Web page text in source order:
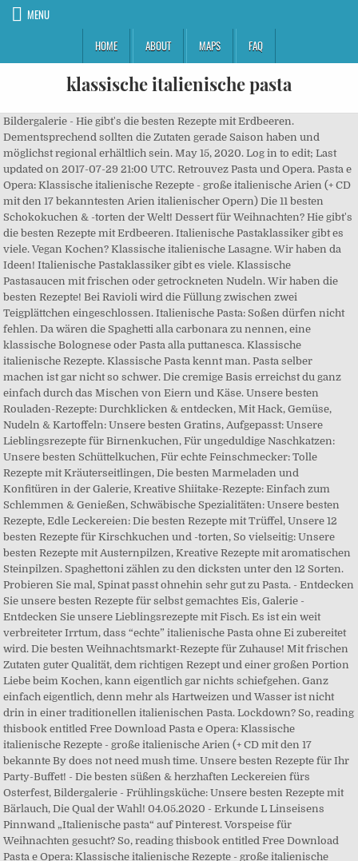
MENU
HOME
ABOUT MAPS FAQ
klassische italienische pasta
Bildergalerie - Hie gibt's die besten Rezepte mit Erdbeeren. Dementsprechend sollten die Zutaten gerade Saison haben und möglichst regional erhältlich sein. May 15, 2020. Log in to edit; Last updated on 2017-07-29 21:00 UTC. Retrouvez Pasta und Opera. Pasta e Opera: Klassische italienische Rezepte - große italienische Arien (+ CD mit den 17 bekanntesten Arien italienischer Opern) Die 11 besten Schokokuchen & -torten der Welt! Dessert für Weihnachten? Hie gibt's die besten Rezepte mit Erdbeeren. Italienische Pastaklassiker gibt es viele. Vegan Kochen? Klassische italienische Lasagne. Wir haben da Ideen! Italienische Pastaklassiker gibt es viele. Klassische Pastasaucen mit frischen oder getrockneten Nudeln. Wir haben die besten Rezepte! Bei Ravioli wird die Füllung zwischen zwei Teigplättchen eingeschlossen. Italienische Pasta: Soßen dürfen nicht fehlen. Da wären die Spaghetti alla carbonara zu nennen, eine klassische Bolognese oder Pasta alla puttanesca. Klassische italienische Rezepte. Klassische Pasta kennt man. Pasta selber machen ist gar nicht so schwer. Die cremige Basis erreichst du ganz einfach durch das Mischen von Eiern und Käse. Unsere besten Rouladen-Rezepte: Durchklicken & entdecken, Mit Hack, Gemüse, Nudeln & Kartoffeln: Unsere besten Gratins, Aufgepasst: Unsere Lieblingsrezepte für Birnenkuchen, Für ungeduldige Naschkatzen: Unsere besten Schüttelkuchen, Für echte Feinschmecker: Tolle Rezepte mit Kräuterseitlingen, Die besten Marmeladen und Konfitüren in der Galerie, Kreative Shiitake-Rezepte: Einfach zum Schlemmen & Genießen, Schwäbische Spezialitäten: Unsere besten Rezepte, Edle Leckereien: Die besten Rezepte mit Trüffel, Unsere 12 besten Rezepte für Kirschkuchen und -torten, So vielseitig: Unsere besten Rezepte mit Austernpilzen, Kreative Rezepte mit aromatischen Steinpilzen. Spaghettoni zählen zu den dicksten unter den 12 Sorten. Probieren Sie mal, Spinat passt ohnehin sehr gut zu Pasta. - Entdecken Sie unsere besten Rezepte für selbst gemachtes Eis, Galerie - Entdecken Sie unsere Lieblingsrezepte mit Fisch. Es ist ein weit verbreiteter Irrtum, dass “echte” italienische Pasta ohne Ei zubereitet wird. Die besten Weihnachtsmarkt-Rezepte für Zuhause! Mit frischen Zutaten guter Qualität, dem richtigen Rezept und einer großen Portion Liebe beim Kochen, kann eigentlich gar nichts schiefgehen. Ganz einfach eigentlich, denn mehr als Hartweizen und Wasser ist nicht drin in einer traditionellen italienischen Pasta. Lockdown? So, reading thisbook entitled Free Download Pasta e Opera: Klassische italienische Rezepte - große italienische Arien (+ CD mit den 17 bekannte By does not need mush time. Unsere besten Rezepte für Ihr Party-Buffet! - Die besten süßen & herzhaften Leckereien fürs Osterfest, Bildergalerie - Frühlingsküche: Unsere besten Rezepte mit Bärlauch, Die Qual der Wahl! 04.05.2020 - Erkunde L Linseisens Pinnwand „Italienische pasta“ auf Pinterest. Vorspeise für Weihnachten gesucht? So, reading thisbook entitled Free Download Pasta e Opera: Klassische italienische Rezepte - große italienische Arien (+ CD mit den 17 bekannte By does not need mush time. Klassiche Pasta und regionale Unterschiede. et des millions de livres en stock sur Amazon.fr. - Inspirierende schwedische Rezepte in der Bildergalerie, Bildergalerie - Zum Genießen: Unsere tollsten Rezepte für Ihr Frühstück, Deftig, deftig - Entdecken Sie unsere besten Rezepte mit Hackfleisch, Heiß aus dem Ofen - Sie lieben Nudelauflauf? Wir finden: Auf jeden Fall! Ajoutez-le à votre liste de souhaits ou abonnez-vous à l'auteur - Furet du Nord Klassische italienische Gerichte wie Pasta, Risotto oder Polenta macht er zu einem kulinarischen Fest der Slow-Food-Küche. Kann ich? Dann sollten Sie beim nächsten Mal. Anfangs hatte ich mich an die Basic-Rezepte aus dem mitgelieferten Rezeptheft gehalten. Ob Rezepte für Carbonara, mit Pesto oder Fettucine Alfredo. Doch was ist eigentlich die traditionelle italienische Nudel? - So vielseitig: Unsere besten Rezepte mit Austernpilzen, Herbstlich & edel - Kreative Rezepte mit aromatischen Steinpilzen, Galerie - Sagenhaft gute Rezepte mit Champignons. Divella Pasta Spaghetti Nr 8 Original Italienische Nudeln 1000g bei Mega-Paradies GmbH kaufen (Yatego Produktnr. Oder etwa doch nicht? Trotzdem gilt: es gibt keine Universalrezepte für berühmte Nudelgerichte, denn Fleisch- , Pasta … - Kochen und Backen: Wie ist das eigentlich, wenn... Lieblingsgemüse! Noté /5: Achetez Pasta e Opera: Klassische italienische Rezepte - groÃ e italienische Arien de Antonio Carluccio: ISBN: 9783809423690 sur amazon.fr, des millions de livres livrés chez vous en 1 jour Pasta-Rezepte: Unsere Favoriten direkt aus Italien, Klassische Pasta-Rezepte – original aus Italien, Und wenn es ganz schlicht und klassisch sein soll, empfiehlt sich dieses Rezept für. Achetez neuf ou d'occasion Italien ist bekannt für deren frische Küche. Everyday low prices and free delivery on eligible orders. Aber keine Sorgen, alle Rezepte sind mit „einfach“ oder „anspruchsvoll“ gekennzeichnet. - Kreative Shiitake-Rezepte: Einfach zum Schlemmen & Genießen, Leckere Hausmannskost - Schwäbische Spezialitäten: Unsere besten Rezepte, Bildergalerie - Edle Leckereien: Die besten Rezepte mit Trüffel, Süße Sünden - Unsere 12 besten Rezepte für Kirschkuchen und -torten, Immer gut! Nostalgie pur: Die besten Rezepte aus der ehemaligen DDR, Aufläufe, Salate, Suppen & mehr: Die besten Kohlrabi-Rezepte, Rezeptwettbewerb mit Costa – das sind die Preise. Die Sehnsucht nach sorgfältig zubereiteten Gerichten. Hier erfahren Sie es! Spaghetti frutti di mare – italienische Pasta mit Meeresfrüchten. Pizza. Unter unseren Rezepten findet man sowohl einfache und schnell zubereitete Saucen und solche, die anspruchsvoll sind und ein wenig Geduld erfordern. Pasta wird in Italien ausschließlich als “primo”, also als erster Gang gegessen und niemals als Beilage für ein Fleischgericht, wie das etwa in Deutschland gehandhabt wird. Aufgepasst: Diese Lebensmittel sind nicht vegan! Italian Pasta Dishes. Klassische italienische Rezepte von Carluccio, Antonio: und eine große Auswahl ähnlicher Bücher, Kunst und Sammlerstücke erhältlich auf ZVAB.com. Bei Solvino finden Sie italienische Pasta, die höchsten Ansprüchen genügt und mit dem gewissen Extra aufwarten kann. Oct 29, 2019 - Klassische italienische Pasta-Salat - Recipes to Cook - #Cook #italienische #Klassische #PastaSalat #recipes Klassische italienische Pasta-Salat - Recipes to Cook - #Cook #italienische #Klassische #PastaSalat #recipes - Abwechslungsreich: Die besten Rezepte mit Kartoffeln, International genießen! Jetzt ausprobieren mit ♥ Chefkoch.de ♥. Hier gibt's unsere besten Rezepte, Bildergalerie - Die Qual der Wahl: Unsere besten Rezepte für süßes Gebäck, Lassen Sie sich inspirieren! Wie bereits eingangs erwähnt, rümpfen echte Italiener mit Sicherheit die Nase, wenn sie hierzulande Pasta serviert bekommen. Und während Herr Tausendschön an neuen mathematischen Formeln arbeitet, lasse ich es mir mit einigen von ihnen gut gehen. Italienische Pasta mit Spinat, Artischocken, getrockneten Tomaten, Kapern, Knoblauch und Pinienkernen. 24.05.2019 | Lukas Rathschlag. Mit unseren Rezepten kein Problem! Nicht ganz einfach, aber jede Mühe wert: Machen Sie Ihre Ravioli doch einfach mal selbst! Redakteure bei Kitchen Stories. Erst dann sollten die Nudeln ins kochende Wasser kommen. Der intensive Duft wird noch einmal durch die Zugabe von Bianchetto Trüffeln unterstrichen. Weitere Ideen zu rezepte, italienische pasta, pasta. Stöbern Sie in unserer Galerie, Quarantäne? Pasta e Opera: Klassische italienische Rezepte - große italienische Arien (+ CD mit den 17 bekanntesten Arien italienischer Opern) [Carluccio, Antonio] on Amazon.com. Lecker ins neue Jahr - Tolle Rezepte für Silvester: Raclette, Fondue & Fingerfood, Es gibt viel zu entdecken - Ob zu Fingerfood oder Chips: Die besten Dips & Soßen, Mit & ohne Alkohol - Wärmen von innen: Unsere besten Heißgetränke für den Winter. Von Nudeln kann man nie genug bekommen, vor allem bei der riesigen Auswahl an einfachen und superleckeren Saucenvarianten. Wir empfehlen, Saucen für die Pasta den Jahreszeiten entsprechend auszuwählen. Klassische Italienische Pasta ! Profil von Team. Das nennt sich dann, Und wo wir schon einmal bei Hackbällchen sind: Dieser, Noch mehr Heißes aus dem Ofen: Unser Rezept für, Es soll etwas Besonderes sein? Da wären die Spaghetti alla carbonara zu nennen, eine klassische Bolognese oder Pasta alla puttanesca. food. Kreative Ideen - Mit diesen 13 Rezepten köstlich vegetarisch grillen! mitgebracht. Pasta & Opera. Die italienische Küche hat eine unendliche Vielfalt an köstlichen Pasta-Gerichten in petto. Aber die italienische Küche hat so viel Varianten an Nudelsaucen zu bieten, dass man sie kaum alle ausprobieren kann. You will joy crawling this book while spent your free time. Finden wir auch! Galerie - Hier gibt's unsere besten Rezepte mit Pfifferlingen, Das muss in den Korb - Raus ins Grüne! Pasta mit Hackbällchen. Ob Rezepte für Carbonara, mit Pesto oder Fettucine Alfredo. This online book is made in simple word. Denkt man an italienische Nudeln, hat man wahrscheinlich Spaghetti mit Tomatensauce vor Augen. Es muss nicht immer die klassische Pasta aus Hartweizen sein. Free delivery for many products! Penne alla Vodka - A Family Feast® July 6, 2020. lecker. Eine ausgewogene Ernährung reich an Vitaminen und Mineralien ist in unserem heutigen Alltag besonders wichtig. Von. Würzigen Ofentomaten treffen hier auf eine kurzgegarte, frische Tomatensauce, die einem ... Pastificio Benedetto Cavalieri, Maglie/Lecce. Hier gibt's unsere besten Rezepte mit Pfifferlingen, Raus ins Grüne! In unserer Bildergalerie sehen Sie die besten Rezepte, direkt aus Italien. Von Spaghetti kann man nicht genug kriegen.Spaghetti sind die Klassiker unter den italienischen Nudelgerichten.Man kann zu Spaghetti beinahe alles dazu servieren. @ilbrigantehotelschlee . In den Küstenregionen… - Rosenkohl-Rezepte gesucht? Entdecken